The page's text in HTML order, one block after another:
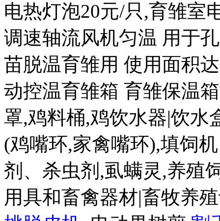
电热灯泡20元/只,育雏室
调速轴流风机匀温 用于
苗脱温育雏用 使用面积
动控温育雏箱 育雏保温
罩,鸡料桶,鸡饮水器|饮水
(鸡嘴环,家禽嘴环),填饲
剂、杀虫剂,虱螨灵,养殖
用具和畜禽器材|畜牧养